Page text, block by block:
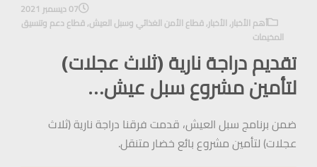
07 ديسمبر 2021
أهم الأخبار,الأخبار,قطاع الأمن الغذائي وسبل العيش,قطاع دعم وتنسيق
المخيمات
تقديم دراجة نارية (ثلاث عجلات)
لتأمين مشروع سبل عيش…
ضمن برنامج سبل العيش، قدمت فرقنا دراجة نارية (ثلاث
عجلات) لتأمين مشروع بائع خضار متنقل.